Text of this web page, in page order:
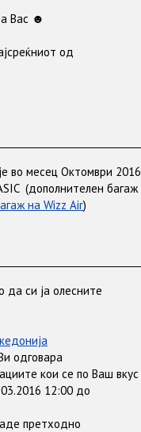
Вас ☻
од
во месец Октомври 2016
(дополнителен багаж
на Wizz Air)
да си ја олесните
одговара
кои се по Ваш вкус
12:00 до
претходно